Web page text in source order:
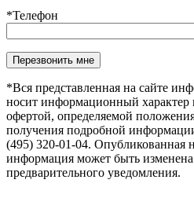
*Телефон
Оставьте это поле пустым.
*Вся представленная на сайте
носит информационный характер
офертой, определяемой
получения подробной
(495) 320-01-04. Опубликованная
информация может быть
предварительного уведомления.